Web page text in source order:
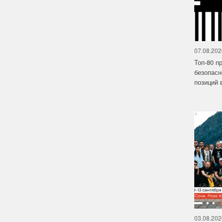
Топ-80
позиций